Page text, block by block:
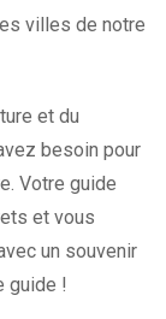
villes de notre
et du
besoin pour
Votre guide
et vous
un souvenir
guide !